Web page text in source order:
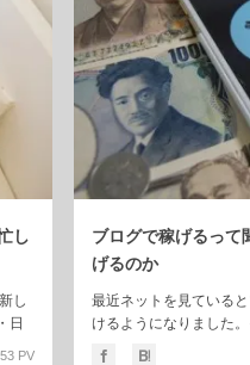
し
し
日
PV
ブログで稼げるっ
げるのか
最近ネットを見ている
けるようになりました
書いてみます。 (さらに